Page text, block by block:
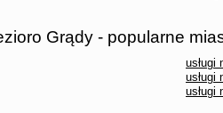
Grądy - popularne
usługi
usługi
usługi